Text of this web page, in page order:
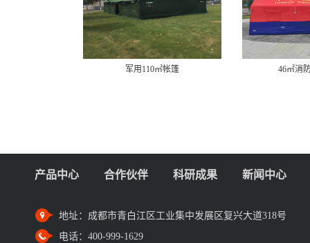
军用110㎡帐篷 46㎡消
产品中心 合作伙伴 科研成果 新闻中心
地址： 成都市青白江区工业集中发展区复兴大道318号
电话： 400-999-1629